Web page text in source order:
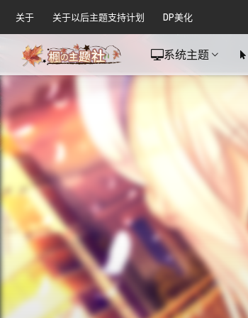
关于 关于以后主题支持计划 DP美化
系统主题